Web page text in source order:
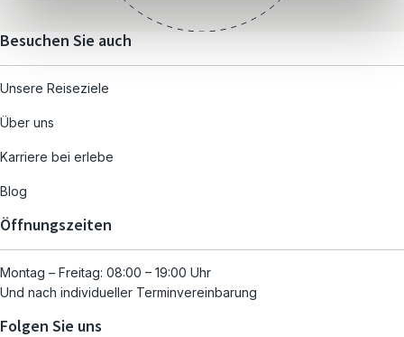
Besuchen Sie auch
Unsere Reiseziele
Über uns
Karriere bei erlebe
Blog
Öffnungszeiten
Montag – Freitag: 08:00 – 19:00 Uhr
Und nach individueller Terminvereinbarung
Folgen Sie uns